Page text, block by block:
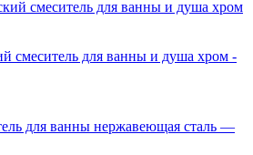
смеситель для ванны и душа хром -